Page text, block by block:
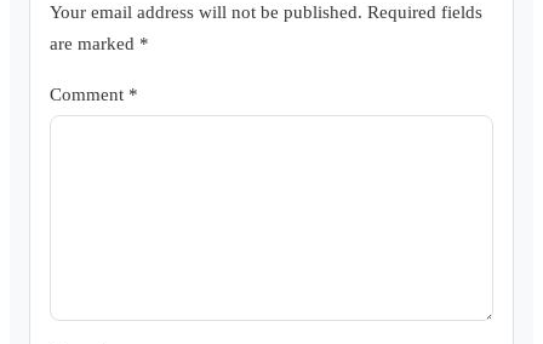
Your email address will not be published. Required fields
are marked *
Comment *